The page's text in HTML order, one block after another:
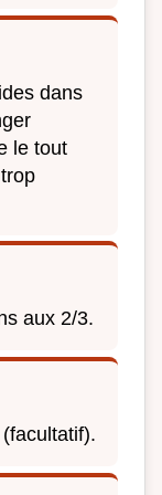
dans
le tout
aux 2/3.